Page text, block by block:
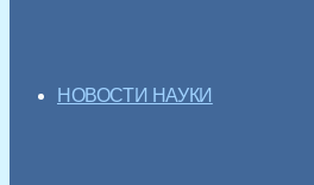
НОВОСТИ НАУКИ